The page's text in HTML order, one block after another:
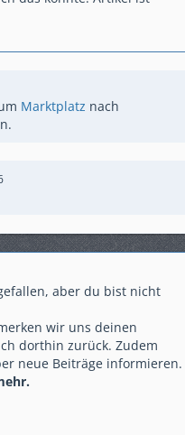
Marktplatz nach
aber du bist nicht
wir uns deinen
dorthin zurück. Zudem
neue Beiträge informieren.